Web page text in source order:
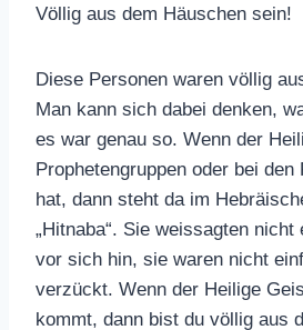
Völlig aus dem Häuschen sein!
Diese Personen waren völlig
Man kann sich dabei denken,
es war genau so. Wenn der
Prophetengruppen oder bei
hat, dann steht da im
„Hitnaba“. Sie weissagten
vor sich hin, sie waren nicht
verzückt. Wenn der Heilige
kommt, dann bist du völlig aus